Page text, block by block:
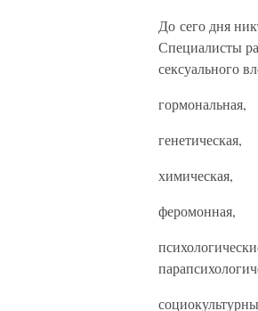
До сего дня
Специалисты
сексуального
гормональная,
генетическая,
химическая,
феромонная,